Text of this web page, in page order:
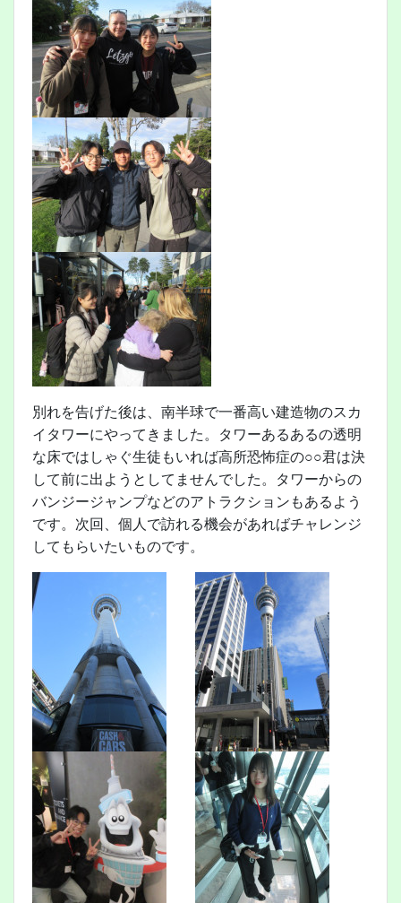
別れを告げた後は、南半球で一番高い建造物のスカ
イタワーにやってきました。タワーあるあるの透明
な床ではしゃぐ生徒もいれば高所恐怖症の○○君は決
して前に出ようとしてませんでした。タワーからの
バンジージャンプなどのアトラクションもあるよう
です。次回、個人で訪れる機会があればチャレンジ
してもらいたいものです。